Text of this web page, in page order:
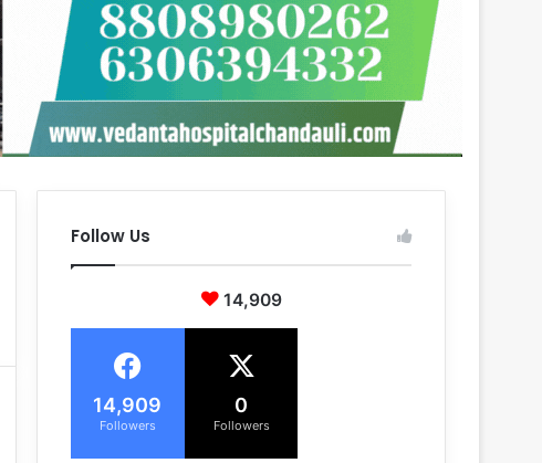
Follow Us
14,909
14,909
Followers
0
Followers